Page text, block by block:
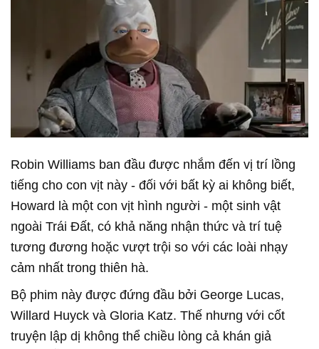
Robin Williams ban đầu được nhắm đến vị trí lồng
tiếng cho con vịt này - đối với bất kỳ ai không biết,
Howard là một con vịt hình người - một sinh vật
ngoài Trái Đất, có khả năng nhận thức và trí tuệ
tương đương hoặc vượt trội so với các loài nhạy
cảm nhất trong thiên hà.
Bộ phim này được đứng đầu bởi George Lucas,
Willard Huyck và Gloria Katz. Thế nhưng với cốt
truyện lập dị không thể chiều lòng cả khán giả